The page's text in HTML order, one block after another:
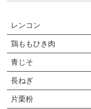
レンコン
鶏ももひき肉
青じそ
長ねぎ
片栗粉